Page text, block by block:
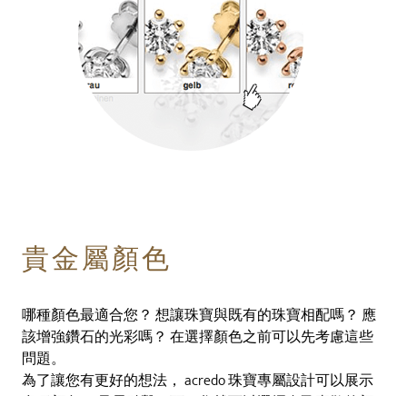
貴金屬顏色
哪種顏色最適合您？ 想讓珠寶與既有的珠寶相配嗎？ 應
該增強鑽石的光彩嗎？ 在選擇顏色之前可以先考慮這些
問題。
為了讓您有更好的想法， acredo 珠寶專屬設計可以展示